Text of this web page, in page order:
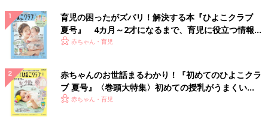
育児の困ったがズバリ！解決する本『ひよこクラブ
夏号』 4カ月～2才になるまで、育児に役立つ情報が
いっぱい！
赤ちゃん・育児
赤ちゃんのお世話まるわかり！『初めてのひよこクラ
ブ 夏号』〈巻頭大特集〉初めての授乳がうまくい
く！ おっぱい・ミルクの基本と夏のトラブル 解決テ
赤ちゃん・育児